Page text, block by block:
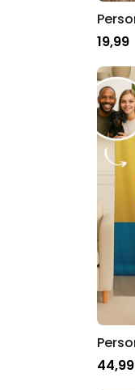
19,99
44,99